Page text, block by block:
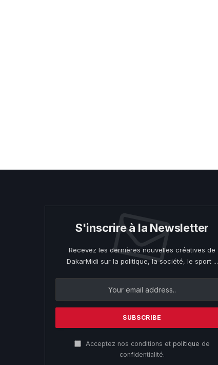
S'inscrire à la Newsletter
Recevez les dernières nouvelles créatives de
DakarMidi sur la politique, la société, le sport ...
Acceptez nos conditions et politique de
confidentialité.